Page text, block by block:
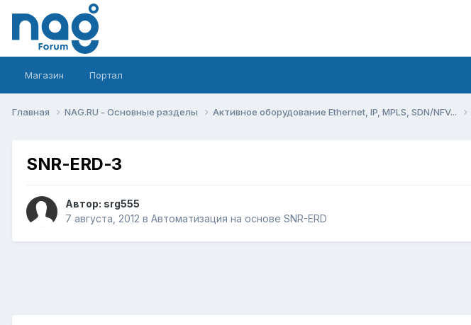
Магазин Портал
Главная NAG.RU - Основные разделы Активное оборудование Ethernet, IP, MPLS, SDN/NFV...
SNR-ERD-3
Автор: srg555
7 августа, 2012 в Автоматизация на основе SNR-ERD